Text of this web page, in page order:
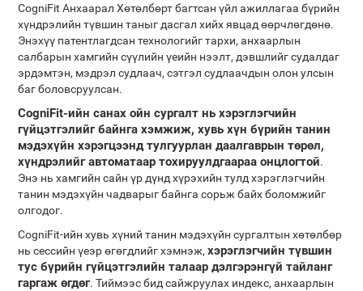
CogniFit Анхаарал Хөтөлбөрт багтсан үйл ажиллагаа бүрийн
хүндрэлийн түвшин таныг дасгал хийх явцад өөрчлөгдөнө.
Энэхүү патентлагдсан технологийг тархи, анхаарлын
салбарын хамгийн сүүлийн үеийн нээлт, дэвшлийг судалдаг
эрдэмтэн, мэдрэл судлаач, сэтгэл судлаачдын олон улсын
баг боловсруулсан.
CogniFit-ийн санах ойн сургалт нь хэрэглэгчийн
гүйцэтгэлийг байнга хэмжиж, хувь хүн бүрийн танин
мэдэхүйн хэрэгцээнд тулгуурлан даалгаврын төрөл,
хүндрэлийг автоматаар тохируулдгаараа онцлогтой.
Энэ нь хамгийн сайн үр дүнд хүрэхийн тулд хэрэглэгчийн
танин мэдэхүйн чадварыг байнга сорьж байх боломжийг
олгодог.
CogniFit-ийн хувь хүний ​​танин мэдэхүйн сургалтын хөтөлбөр
нь сессийн үеэр өгөгдлийг хэмнэж,хэрэглэгчийн түвшин
тус бүрийн гүйцэтгэлийн талаар дэлгэрэнгүй тайланг
гаргаж өгдөг. Тиймээс бид сайжруулах индекс, анхаарлын